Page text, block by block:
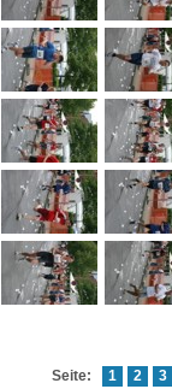
Seite: 1 2 3